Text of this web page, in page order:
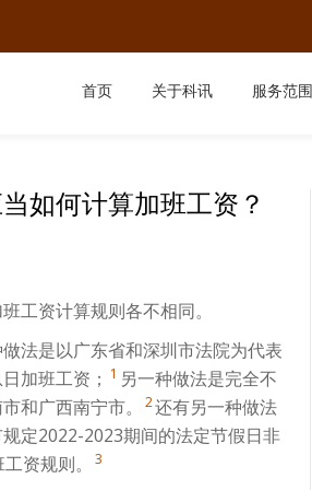
首页 关于科讯 服务范围
如何计算加班工资？
工资计算规则各不相同。
法是以广东省和深圳市法院为代表
加班工资； 1 另一种做法是完全不
和广西南宁市。
2还有另一种做法
定2022-2023期间的法定节假日非
资规则。
3